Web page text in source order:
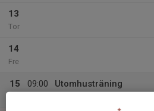
13
Tor
14
Fre
15
09:00
Utomhusträning